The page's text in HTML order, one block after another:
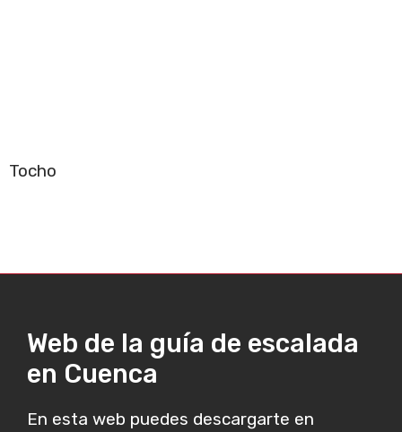
Tocho
Web de la guía de escalada
en Cuenca
En esta web puedes descargarte en